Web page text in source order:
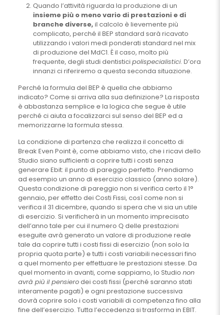
Quando l’attività riguarda la produzione di un
insieme più o meno vario di prestazioni e di
branche diverse, il calcolo è lievemente più
complicato, perché il BEP standard sarà ricavato
utilizzando i valori medi ponderati standard nel mix
di produzione del MdC1. È il caso, molto più
frequente, degli studi dentistici polispecialistici. D’ora
innanzi ci riferiremo a questa seconda situazione.
Perché la formula del BEP è quella che abbiamo
indicato? Come si arriva alla sua definizione? La risposta
è abbastanza semplice e la logica che segue è utile
perché ci aiuta a focalizzarci sul senso del BEP ed a
memorizzarne la formula stessa.
La condizione di partenza che realizza il concetto di
Break Even Point è, come abbiamo visto, che i ricavi dello
Studio siano sufficienti a coprire tutti i costi senza
generare Ebit: il punto di pareggio perfetto. Prendiamo
ad esempio un anno di esercizio classico (anno solare).
Questa condizione di pareggio non si verifica certo il 1°
gennaio, per effetto dei Costi Fissi, così come non si
verifica il 31 dicembre, quando si spera che vi sia un utile
di esercizio. Si verificherà in un momento imprecisato
dell’anno tale per cui il numero Q delle prestazioni
eseguite avrà generato un valore di produzione reale
tale da coprire tutti i costi fissi di esercizio (non solo la
propria quota parte) e tutti i costi variabili necessari fino
a quel momento per effettuare le prestazioni stesse. Da
quel momento in avanti, come sappiamo, lo Studio non
avrà più il pensierodei costi fissi (perché saranno stati
interamente pagati) e ogni prestazione successiva
dovrà coprire solo i costi variabili di competenza fino alla
fine dell’esercizio. Tutta l’eccedenza si trasforma in EBIT.